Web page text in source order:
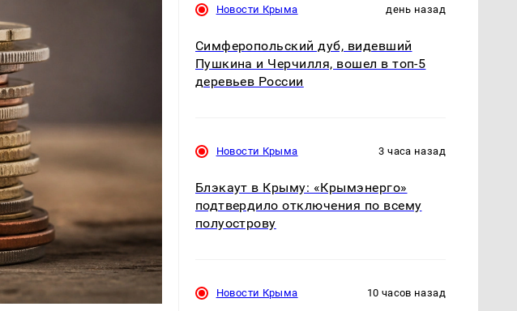
Новости Крыма день назад
Симферопольский дуб, видевший
Пушкина и Черчилля, вошел в топ-5
деревьев России
Новости Крыма 3 часа назад
Блэкаут в Крыму: «Крымэнерго»
подтвердило отключения по всему
полуострову
Новости Крыма 10 часов назад